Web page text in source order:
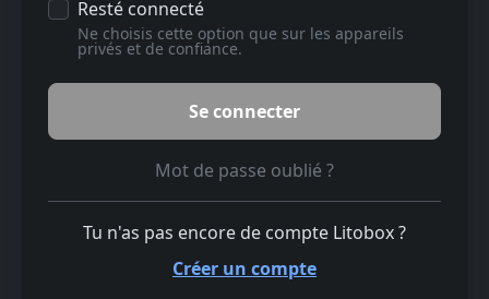
Resté connecté
Ne choisis cette option que sur les appareils
privés et de confiance.
Mot de passe oublié ?
Tu n'as pas encore de compte Litobox ?
Créer un compte